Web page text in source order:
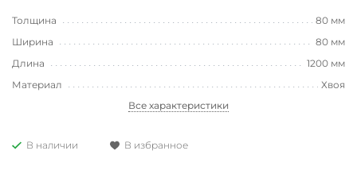
Толщина
80 мм
Ширина
80 мм
Длина
1200 мм
Материал
Хвоя
Все характеристики
В наличии В избранное